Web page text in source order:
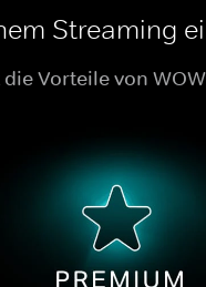
Streaming
Vorteile von